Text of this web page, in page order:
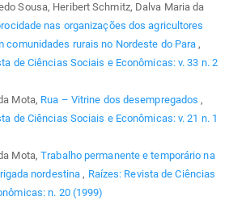
Sousa, Heribert Schmitz, Dalva Maria da
nas organizações dos agricultores
comunidades rurais no Nordeste do Para,
de Ciências Sociais e Econômicas: v. 33 n. 2
Mota, Rua – Vitrine dos desempregados,
de Ciências Sociais e Econômicas: v. 21 n. 1
Mota,Trabalho permanente e temporário na
nordestina, Raízes: Revista de Ciências
n. 20 (1999)